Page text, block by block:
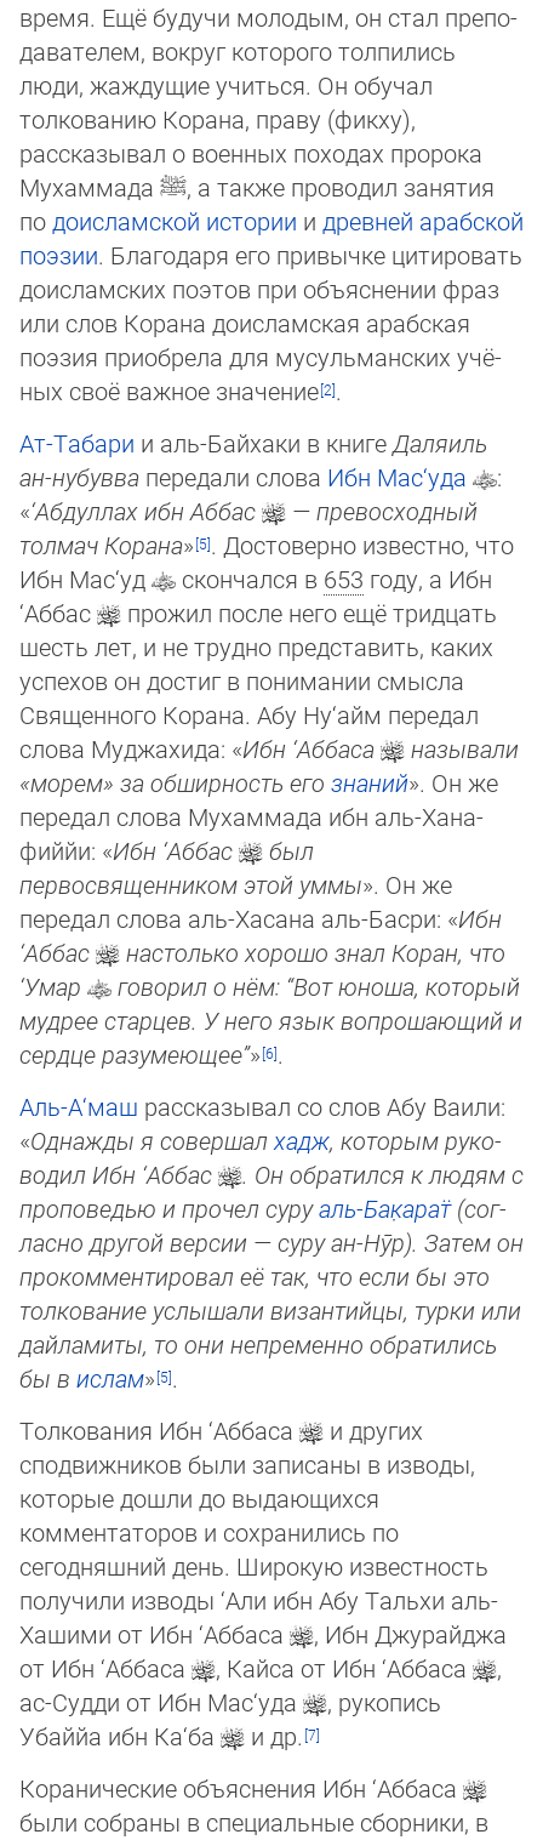
время. Ещё будучи молодым, он стал пре­по­
да­вателем, вокруг которого толпились
люди, жаждущие учиться. Он обучал
толкова­нию Ко­рана, праву (фикху),
рассказывал о военных походах пророка
Мухаммада ﷺ, а так­же проводил занятия
по доисламской истории и древней арабской
поэзии. Бла­го­даря его привычке цитировать
доисламских поэтов при объяснении фраз
или слов Ко­рана доисламская арабская
поэзия приобрела для мусульманских учё­
ных своё важ­ное зна­че­ние .
Ат-Табари и аль-Байхаки в книге Даляиль
ан-нубувва передали слова Ибн Мас‘уда
:
«‘Абдуллах ибн Аббас
— превосходный
толмач Корана»
. Достоверно известно, что
Ибн Мас‘уд
скончался в 653 году, а Ибн
‘Аббас
прожил после него ещё тридцать
шесть лет, и не трудно представить, каких
успехов он достиг в понимании смыс­ла
Священного Корана. Абу Ну‘айм передал
слова Муджахида: «Ибн ‘Аббаса
называли
«мо­рем» за обширность его знаний». Он же
передал слова Мухаммада ибн аль-Хана­
фий­йи: «Ибн ‘Аббас
был
первосвященником этой уммы». Он же
передал слова аль-Хасана аль-Басри: «Ибн
‘Аббас
настолько хорошо знал Коран, что
‘Умар
говорил о нём: “Вот юноша, который
мудрее старцев. У него язык вопрошающий и
сердце разу­мею­щее”»
.
Аль-А‘маш рассказывал со слов Абу Ваили:
«Однажды я совершал хадж, которым ру­ко­
во­дил Ибн ‘Аббас
. Он обратился к людям с
проповедью и прочел суруаль-Ба­к̣а­рат̈(сог­
лас­но другой версии — суру ан-Нӯр). Затем он
прокомментировал её так, что если бы это
тол­кование услышали византийцы, турки или
дайламиты, то они непременно об­ра­ти­лись
бы в ис­лам»
.
Толкования Ибн ‘Аббаса
и других
сподвижников были записаны в изводы,
которые дошли до выдающихся
комментаторов и сохранились по
сегодняшний день. Широкую известность
получили изводы ‘Али ибн Абу Тальхи аль-
Хашими от Ибн ‘Аббаса
, Ибн Джурайджа
от Ибн ‘Аббаса
, Кайса от Ибн ‘Аббаса
,
ас-Судди от Ибн Мас‘уда
, ру­ко­пись
Убаййа ибн Ка‘ба
и др.
Коранические объяснения Ибн ‘Аббаса
были собраны в специальные сборники, в